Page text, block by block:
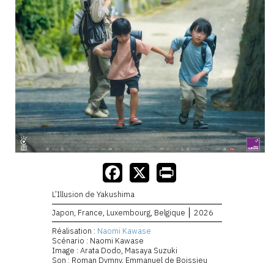
L’Illusion de Yakushima
Japon, France, Luxembourg, Belgique
2026
Réalisation : Naomi Kawase
Scénario : Naomi Kawase
Image : Arata Dodo, Masaya Suzuki
Son : Roman Dymny, Emmanuel de Boissieu